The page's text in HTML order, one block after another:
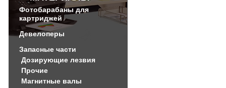
Фотобарабаны для
картриджей
Девелоперы
Запасные части
Дозирующие лезвия
Прочие
Магнитные валы